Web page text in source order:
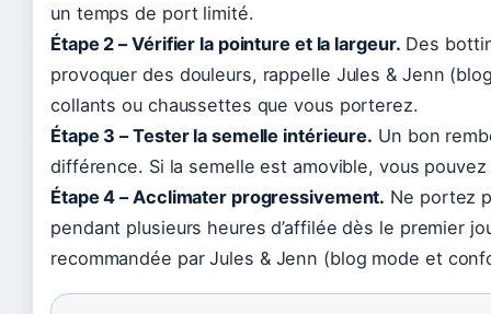
un temps de port limité.
Étape 2 – Vérifier la pointure et la largeur. Des
provoquer des douleurs, rappelle Jules & Jenn
collants ou chaussettes que vous porterez.
Étape 3 – Tester la semelle intérieure. Un bon
différence. Si la semelle est amovible, vous
Étape 4 – Acclimater progressivement. Ne portez
pendant plusieurs heures d’affilée dès le premier
recommandée par Jules & Jenn (blog mode et